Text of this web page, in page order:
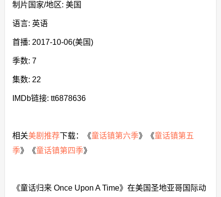
制片国家/地区: 美国
语言: 英语
首播: 2017-10-06(美国)
季数: 7
集数: 22
IMDb链接: tt6878636
相关美剧推荐下载：《童话镇第六季》《童话镇第五
季》《童话镇第四季》
《童话归来 Once Upon A Time》在美国圣地亚哥国际动